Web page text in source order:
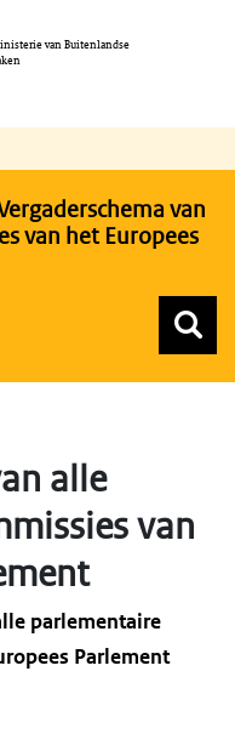
van Buitenlandse
van
van het Europees
alle
van
parlementaire
Parlement